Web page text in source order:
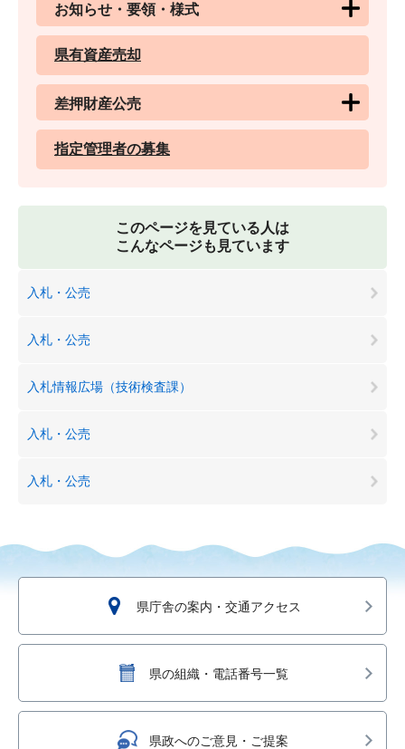
お知らせ・要領・様式
県有資産売却
差押財産公売
指定管理者の募集
このページを見ている人は
こんなページも見ています
入札・公売
入札・公売
入札情報広場（技術検査課）
入札・公売
入札・公売
県庁舎の案内・交通アクセス
県の組織・電話番号一覧
県政へのご意見・ご提案